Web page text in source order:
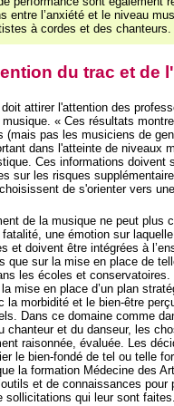
entre l’anxiété et le niveau
à cordes et des chanteurs.
du trac et de
attirer l'attention des
musique. « Ces résultats
(mais pas les musiciens de
dans l'atteinte de niveaux
Ces informations
sur les risques
de s'orienter vers
de la musique ne peut plus
une émotion sur
et doivent être intégrées à
que sur la mise en place de
les écoles et
mise en place d’un plan
la morbidité et le bien-être
Dans ce domaine comme
chanteur et du danseur, les
raisonnée, évaluée. Les
le bien-fondé de tel ou telle
la formation Médecine des
et de connaissances
sollicitations qui leur sont